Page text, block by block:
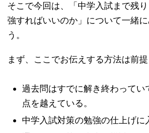
そこで今回は、「中学入試まで残
強すればいいのか」について一緒
う。
まず、ここでお伝えする方法は前
過去問はすでに解き終わってい
点を越えている。
中学入試対策の勉強の仕上げに